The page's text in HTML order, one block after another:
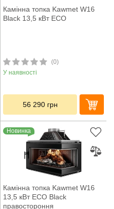
Камінна топка Kawmet W16
Black 13,5 кВт ECO
(0)
У наявності
56 290 грн
Новинка
Камінна топка Kawmet W16
13,5 кВт ECO Black
правостороння